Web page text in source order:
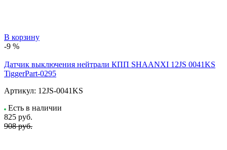
В корзину
-9 %
Датчик выключения нейтрали КПП SHAANXI 12JS 0041KS
TiggerPart-0295
Артикул: 12JS-0041KS
Есть в наличии
825 руб.
908 руб.